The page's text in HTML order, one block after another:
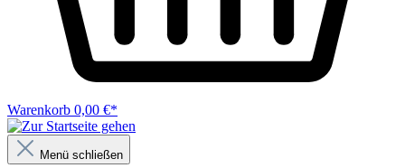
Warenkorb 0,00 €*
Menü schließen